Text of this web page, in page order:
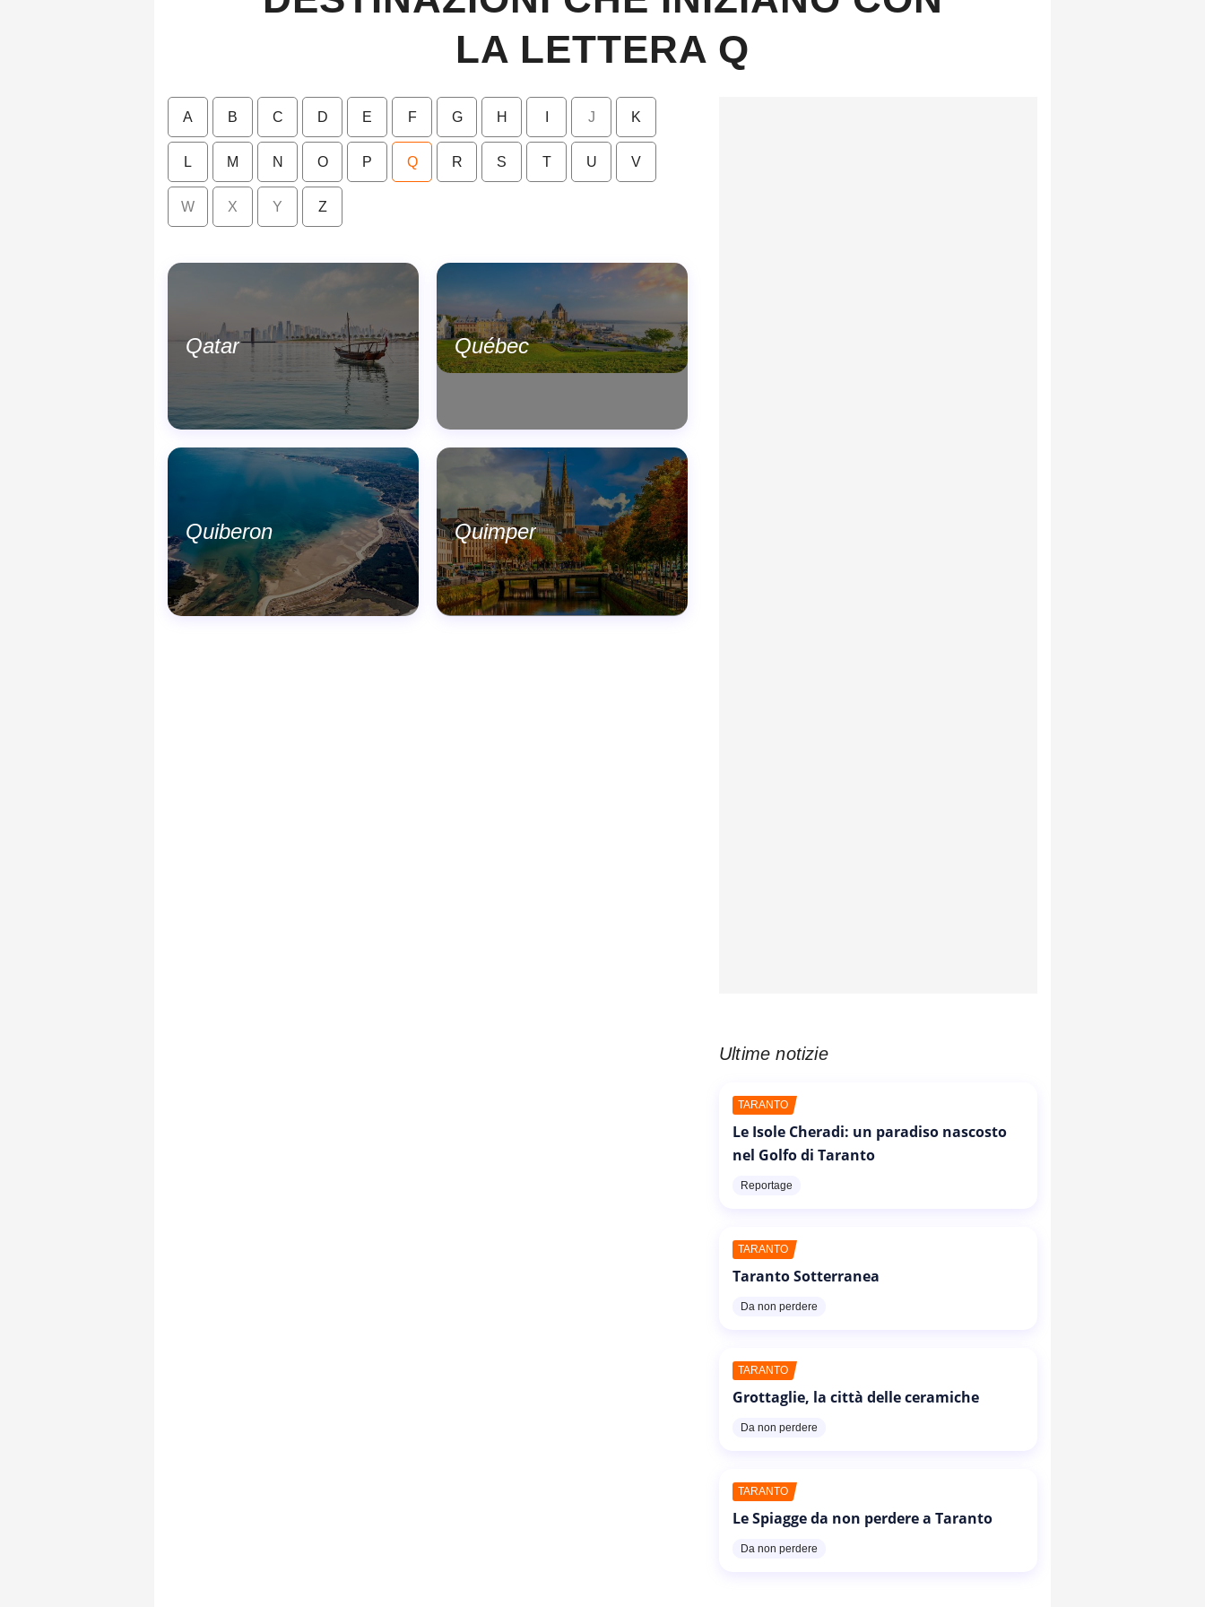
LA LETTERA Q
A B C D E F G H J K
L M N O P Q R S T U V
W X Y Z
Qatar Québec
Quiberon Quimper
Ultime notizie
TARANTO
Le Isole Cheradi: un paradiso nascosto
nel Golfo di Taranto
Reportage
TARANTO
Taranto Sotterranea
Da non perdere
TARANTO
Grottaglie, la città delle ceramiche
Da non perdere
TARANTO
Le Spiagge da non perdere a Taranto
Da non perdere